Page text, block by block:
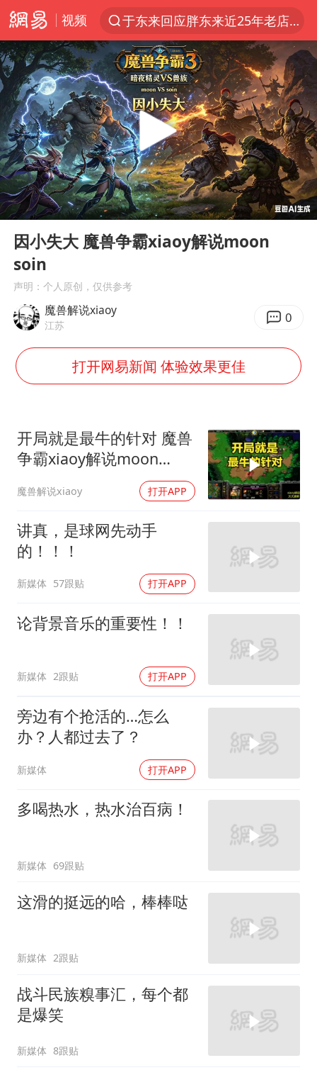
视频
于东来回应胖东来近25年老店年底关闭
上半年我国经营主体结构持续优化
俄称边境州遭乌大规模袭击已致13伤
《披荆斩棘2026》阵容官宣
杭州机场已取消航班388架次
中国籍豪华游艇富商之子在泰国被杀
白海豚北上或致京津冀暴雨
美将每月供乌爱国者拦截导弹
《龙餐馆》 冲奖
世界第1特鲁姆普斯诺克中国赛一轮游
上门女婿出轨女邻居多年被判重婚罪
构建更高水平的全民健身公共服务体系
景区回应“麦积山石窟看完需2000元”
曹颖儿子首次演长剧
以军士兵把枪口对准中国记者
Play
00:00 13:18
因小失大 魔兽争霸xiaoy解说moon
soin
声明：个人原创，仅供参考
魔兽解说xiaoy
江苏 0
打开网易新闻 体验效果更佳
开局就是最牛的针对 魔兽
争霸xiaoy解说moon
魔兽解说xiaoy 打开APP
讲真，是球网先动手
的！！！
新媒体 57跟贴 打开APP
论背景音乐的重要性！！
新媒体 2跟贴 打开APP
旁边有个抢活的…怎么
办？人都过去了？
新媒体 打开APP
多喝热水，热水治百病！
新媒体 69跟贴
这滑的挺远的哈，棒棒哒
新媒体 2跟贴
战斗民族糗事汇，每个都
是爆笑
新媒体 8跟贴